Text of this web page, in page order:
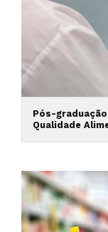
Pós-
Qualidade